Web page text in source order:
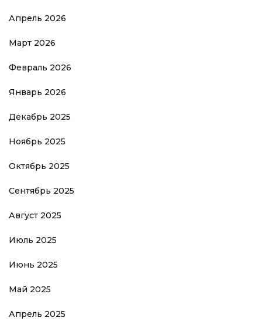
Апрель 2026
Март 2026
Февраль 2026
Январь 2026
Декабрь 2025
Ноябрь 2025
Октябрь 2025
Сентябрь 2025
Август 2025
Июль 2025
Июнь 2025
Май 2025
Апрель 2025